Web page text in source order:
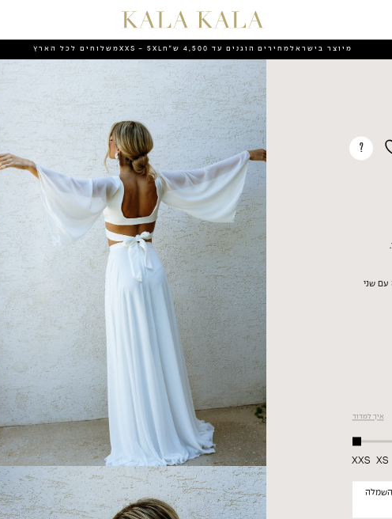
משלוחים לכל הארץ XXS - 5XL מחירים הוגנים עד 4,500 ש״חמיוצר בישראל
עם שני
איך למדוד
XXS XS
השמלה
?